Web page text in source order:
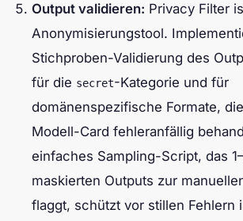
Output validieren: Privacy Filter
Anonymisierungstool.
Stichproben-Validierung des
für die secret-Kategorie und für
domänenspezifische Formate,
Modell-Card fehleranfällig
einfaches Sampling-Script, das
maskierten Outputs zur
flaggt, schützt vor stillen Fehlern